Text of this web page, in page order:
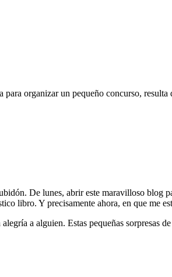
organizar un pequeño concurso, resulta
De lunes, abrir este maravilloso
libro. Y precisamente ahora, en que
a alguien. Estas pequeñas sorpresas